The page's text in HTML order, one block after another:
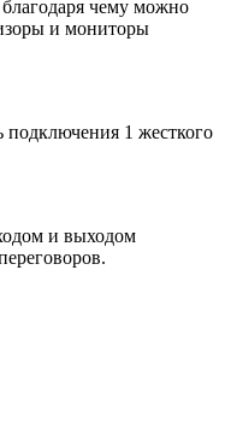
чему можно
и мониторы
1 жесткого
и выходом